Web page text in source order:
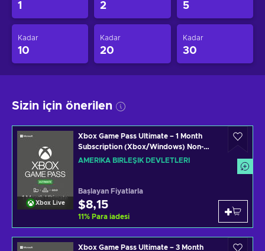
1 2 5
Kadar
10
Kadar
20
Kadar
30
Sizin için önerilen
Xbox Live
Xbox Game Pass Ultimate – 1 Month
Subscription (Xbox/Windows) Non-
stackable Key UNITED STATES
AMERIKA BIRLEŞIK DEVLETLERI
Başlayan Fiyatlarla
$8,15
11% Para iadesi
Xbox Game Pass Ultimate – 3 Month